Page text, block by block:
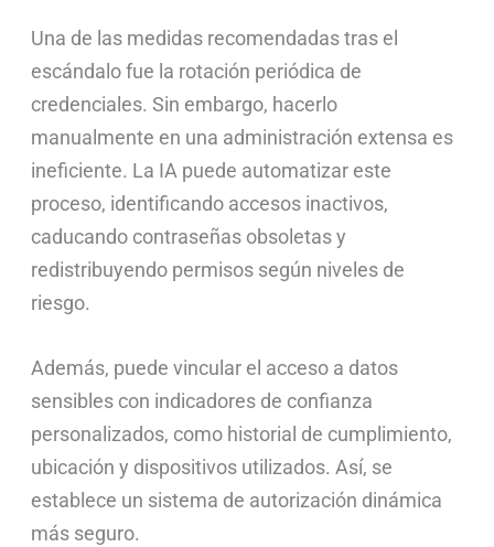
Una de las medidas recomendadas tras el
escándalo fue la rotación periódica de
credenciales. Sin embargo, hacerlo
manualmente en una administración extensa es
ineficiente. La IA puede automatizar este
proceso, identificando accesos inactivos,
caducando contraseñas obsoletas y
redistribuyendo permisos según niveles de
riesgo.
Además, puede vincular el acceso a datos
sensibles con indicadores de confianza
personalizados, como historial de cumplimiento,
ubicación y dispositivos utilizados. Así, se
establece un sistema de autorización dinámica
más seguro.